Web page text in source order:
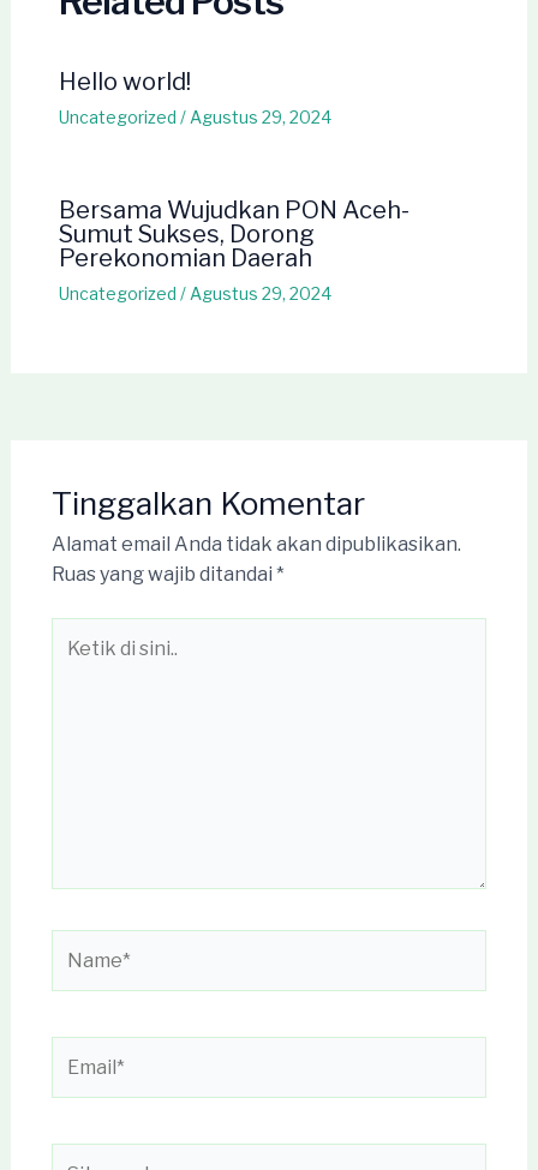
Hello world!
Uncategorized /Agustus 29, 2024
Bersama Wujudkan PON Aceh-
Sumut Sukses, Dorong
Perekonomian Daerah
Uncategorized /Agustus 29, 2024
Tinggalkan Komentar
Alamat email Anda tidak akan dipublikasikan.
Ruas yang wajib ditandai *